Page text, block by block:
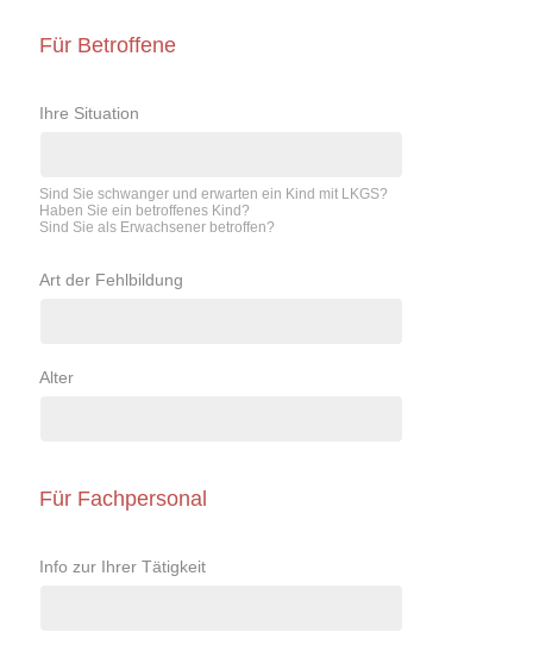
Für Betroffene
Ihre Situation
Sind Sie schwanger und erwarten ein Kind mit LKGS?
Haben Sie ein betroffenes Kind?
Sind Sie als Erwachsener betroffen?
Art der Fehlbildung
Alter
Für Fachpersonal
Info zur Ihrer Tätigkeit